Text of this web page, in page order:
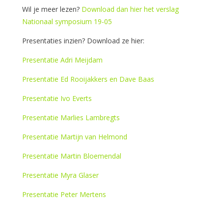
Wil je meer lezen? Download dan hier het verslag
Nationaal symposium 19-05
Presentaties inzien? Download ze hier:
Presentatie Adri Meijdam
Presentatie Ed Rooijakkers en Dave Baas
Presentatie Ivo Everts
Presentatie Marlies Lambregts
Presentatie Martijn van Helmond
Presentatie Martin Bloemendal
Presentatie Myra Glaser
Presentatie Peter Mertens